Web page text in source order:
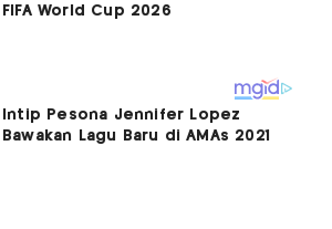
Intip Pesona Jennifer Lopez
Bawakan Lagu Baru di AMAs 2021